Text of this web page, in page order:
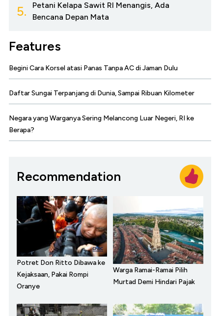
5.
Petani Kelapa Sawit RI Menangis, Ada
Bencana Depan Mata
Features
Begini Cara Korsel atasi Panas Tanpa AC di Jaman Dulu
Daftar Sungai Terpanjang di Dunia, Sampai Ribuan Kilometer
Negara yang Warganya Sering Melancong Luar Negeri, RI ke
Berapa?
Recommendation
Potret Don Ritto Dibawa ke
Kejaksaan, Pakai Rompi
Oranye
Warga Ramai-Ramai Pilih
Murtad Demi Hindari Pajak